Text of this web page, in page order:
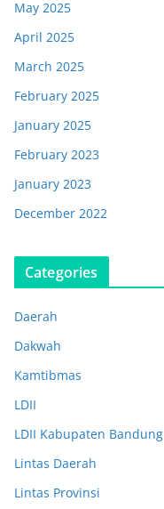
May 2025
April 2025
March 2025
February 2025
January 2025
February 2023
January 2023
December 2022
Categories
Daerah
Dakwah
Kamtibmas
LDII
LDII Kabupaten Bandung
Lintas Daerah
Lintas Provinsi